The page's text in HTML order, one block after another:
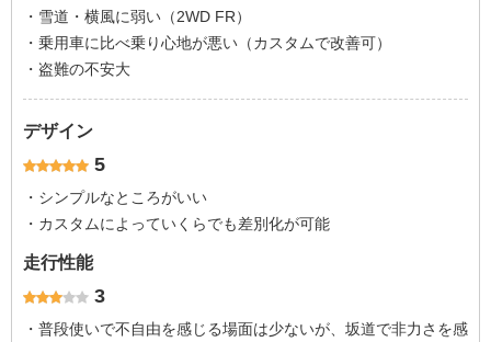
・雪道・横風に弱い（2WD FR）
・乗用車に比べ乗り心地が悪い（カスタムで改善可）
・盗難の不安大
デザイン
5
・シンプルなところがいい
・カスタムによっていくらでも差別化が可能
走行性能
3
・普段使いで不自由を感じる場面は少ないが、坂道で非力さを感